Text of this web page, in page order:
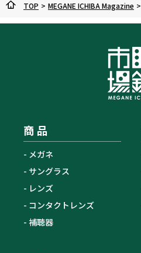
TOP > MEGANE ICHIBA Magazine >
商 品
メガネ
サングラス
レンズ
コンタクトレンズ
補聴器